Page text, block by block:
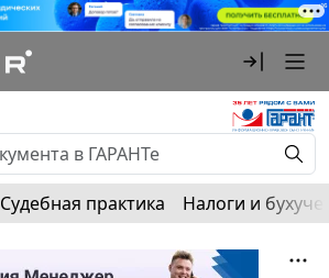
Судебная практика Налоги и